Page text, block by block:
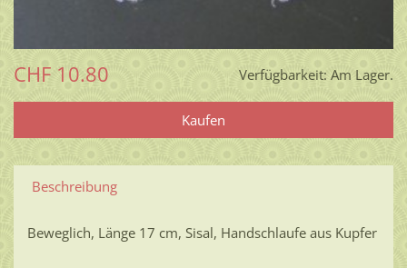
Verfügbarkeit: Am Lager.
CHF 10.80
Beschreibung
Beweglich, Länge 17 cm, Sisal, Handschlaufe aus Kupfer